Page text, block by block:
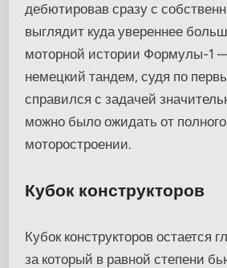
дебютировав сразу с
выглядит куда увереннее
моторной истории Формулы-1
немецкий тандем, судя по
справился с задачей
можно было ожидать от
моторостроении.
Кубок конструкторов
Кубок конструкторов остается
за который в равной степени